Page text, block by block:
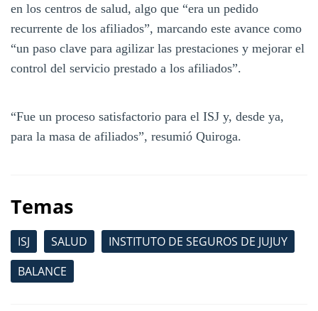
en los centros de salud, algo que “era un pedido
recurrente de los afiliados”, marcando este avance como
“un paso clave para agilizar las prestaciones y mejorar el
control del servicio prestado a los afiliados”.
“Fue un proceso satisfactorio para el ISJ y, desde ya,
para la masa de afiliados”, resumió Quiroga.
Temas
ISJ SALUD
INSTITUTO DE SEGUROS DE JUJUY
BALANCE